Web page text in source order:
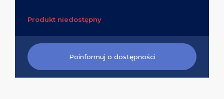
Produkt niedostępny
Poinformuj o dostępności